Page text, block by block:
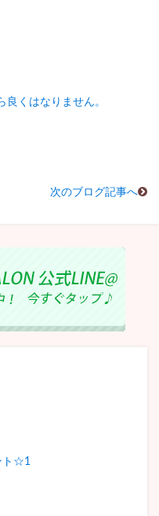
良くはなりません。
次のブログ記事へ
ト☆1